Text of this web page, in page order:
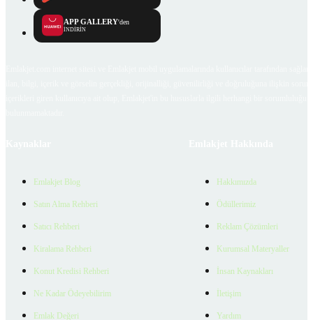
APP GALLERY'den
İNDİRİN
Emlakjet Blog
Satın Alma Rehberi
Satıcı Rehberi
Kiralama Rehberi
Konut Kredisi Rehberi
Ne Kadar Ödeyebilirim
Emlak Değeri
Hakkımızda
Ödüllerimiz
Reklam Çözümleri
Kurumsal Materyaller
İnsan Kaynakları
İletişim
Yardım